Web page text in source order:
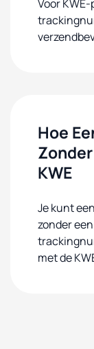
Voor
Hoe
KWE
Je kunt
zonder
met de